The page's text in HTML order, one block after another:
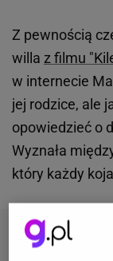
Z pewnością
willa z filmu
w internecie
jej rodzice, ale
opowiedzieć o
Wyznała
który każdy